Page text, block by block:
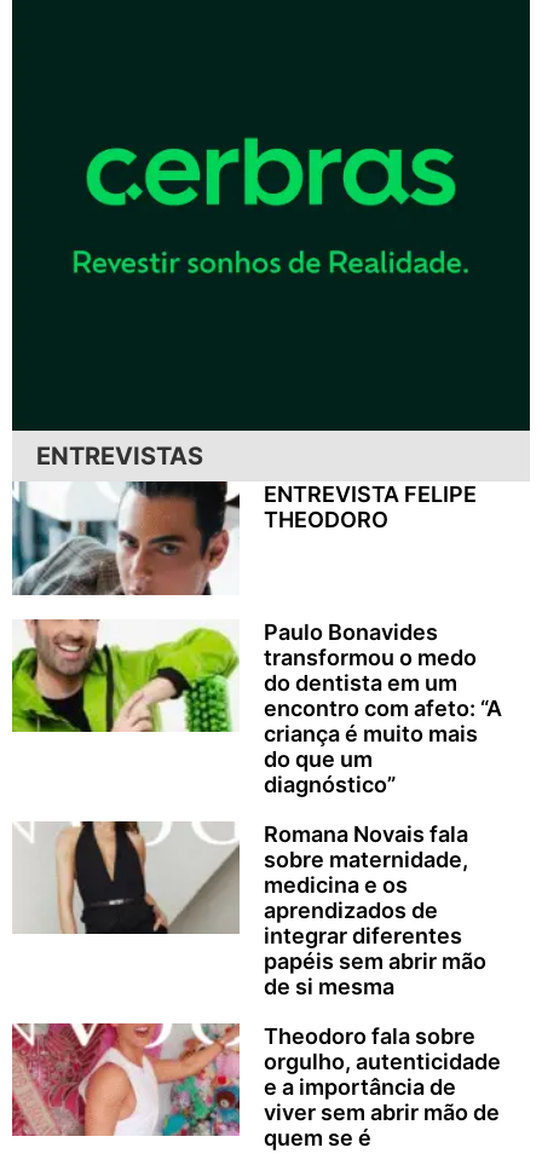
ENTREVISTAS
ENTREVISTA FELIPE
THEODORO
Paulo Bonavides
transformou o medo
do dentista em um
encontro com afeto: “A
criança é muito mais
do que um
diagnóstico”
Romana Novais fala
sobre maternidade,
medicina e os
aprendizados de
integrar diferentes
papéis sem abrir mão
de si mesma
Theodoro fala sobre
orgulho, autenticidade
e a importância de
viver sem abrir mão de
quem se é